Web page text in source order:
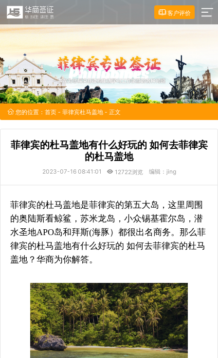
客户评价
您的位置： 首页 - 菲律宾杜马盖地 - 正文
菲律宾的杜马盖地有什么好玩的 如何去菲律宾
的杜马盖地
2023-07-16 08:41:01 12722浏览 编辑：jing
菲律宾的杜马盖地是菲律宾的第五大岛， 这里周围
的奥陆斯看鲸鲨，苏米龙岛，小众锡基霍尔岛，潜
水圣地APO岛和拜斯(海豚）都很出名商务。那么菲
律宾的杜马盖地有什么好玩的 如何去菲律宾的杜马
盖地？华商为你解答。